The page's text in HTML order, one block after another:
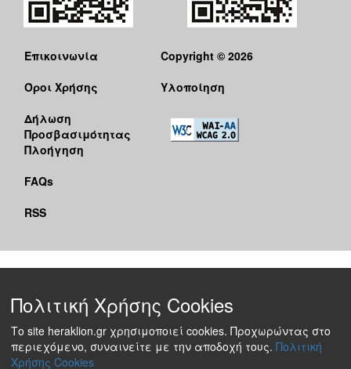
Επικοινωνία
Όροι Χρήσης
Δήλωση
Προσβασιμότητας
Πλοήγηση
FAQs
RSS
Copyright © 2026
Υλοποίηση
Πολιτική Χρήσης Cookies
Το site heraklion.gr χρησιμοποιεί cookies. Προχωρώντας στο
περιεχόμενο, συναινείτε με την αποδοχή τους. Πολιτική
Χρήσης Cookies